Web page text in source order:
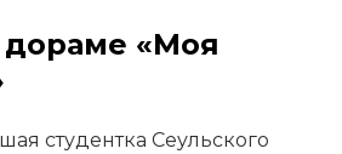
«Моя
студентка Сеульского